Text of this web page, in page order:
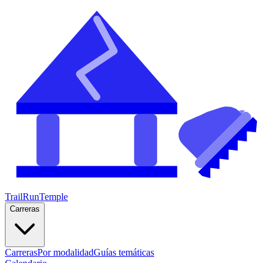
TrailRunTemple
Carreras
CarrerasPor modalidadGuías temáticas